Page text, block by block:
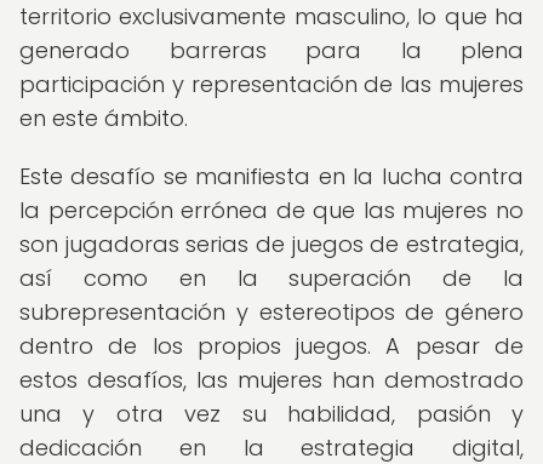
territorio exclusivamente masculino, lo que ha
generado barreras para la plena
participación y representación de las mujeres
en este ámbito.
Este desafío se manifiesta en la lucha contra
la percepción errónea de que las mujeres no
son jugadoras serias de juegos de estrategia,
así como en la superación de la
subrepresentación y estereotipos de género
dentro de los propios juegos. A pesar de
estos desafíos, las mujeres han demostrado
una y otra vez su habilidad, pasión y
dedicación en la estrategia digital,